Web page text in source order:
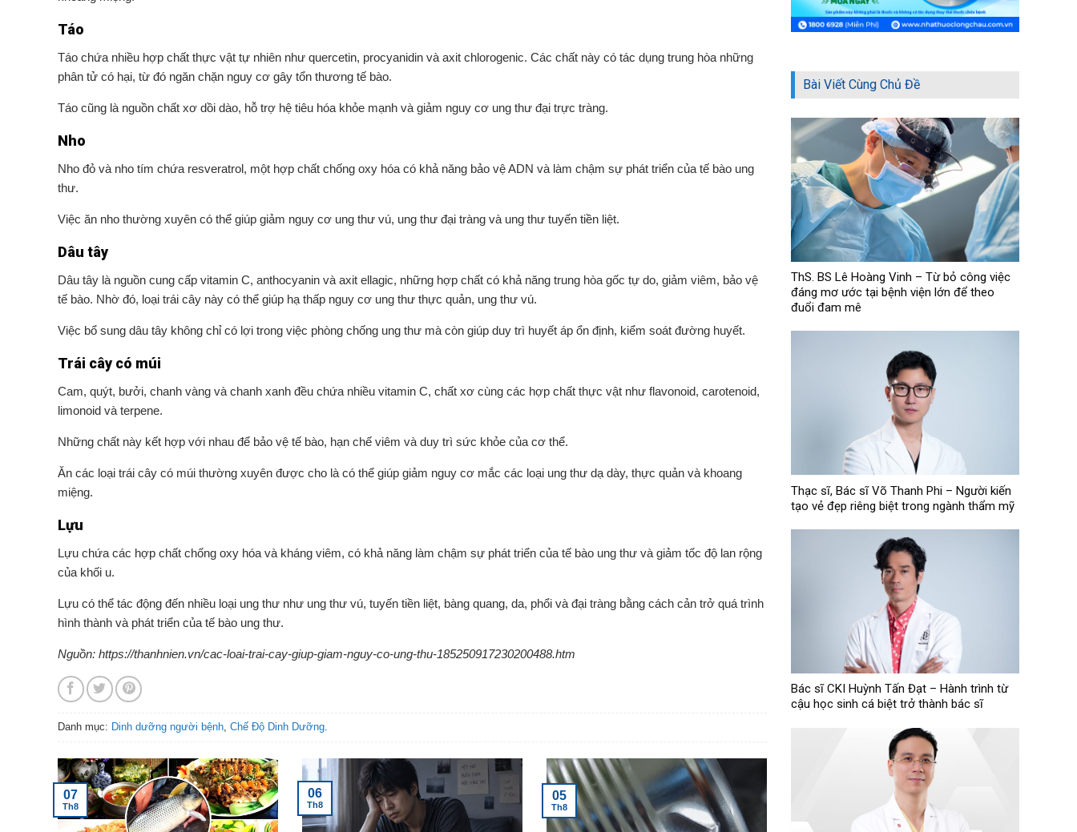
Táo
Táo chứa nhiều hợp chất thực vật tự nhiên như quercetin, procyanidin và axit chlorogenic. Các chất này có tác dụng trung hòa những
phân tử có hại, từ đó ngăn chặn nguy cơ gây tổn thương tế bào.
Táo cũng là nguồn chất xơ dồi dào, hỗ trợ hệ tiêu hóa khỏe mạnh và giảm nguy cơ ung thư đại trực tràng.
Nho
Nho đỏ và nho tím chứa resveratrol, một hợp chất chống oxy hóa có khả năng bảo vệ ADN và làm chậm sự phát triển của tế bào ung
thư.
Việc ăn nho thường xuyên có thể giúp giảm nguy cơ ung thư vú, ung thư đại tràng và ung thư tuyến tiền liệt.
Dâu tây
Dâu tây là nguồn cung cấp vitamin C, anthocyanin và axit ellagic, những hợp chất có khả năng trung hòa gốc tự do, giảm viêm, bảo vệ
tế bào. Nhờ đó, loại trái cây này có thể giúp hạ thấp nguy cơ ung thư thực quản, ung thư vú.
Việc bổ sung dâu tây không chỉ có lợi trong việc phòng chống ung thư mà còn giúp duy trì huyết áp ổn định, kiểm soát đường huyết.
Trái cây có múi
Cam, quýt, bưởi, chanh vàng và chanh xanh đều chứa nhiều vitamin C, chất xơ cùng các hợp chất thực vật như flavonoid, carotenoid,
limonoid và terpene.
Những chất này kết hợp với nhau để bảo vệ tế bào, hạn chế viêm và duy trì sức khỏe của cơ thể.
Ăn các loại trái cây có múi thường xuyên được cho là có thể giúp giảm nguy cơ mắc các loại ung thư dạ dày, thực quản và khoang
miệng.
Lựu
Lựu chứa các hợp chất chống oxy hóa và kháng viêm, có khả năng làm chậm sự phát triển của tế bào ung thư và giảm tốc độ lan rộng
của khối u.
Lựu có thể tác động đến nhiều loại ung thư như ung thư vú, tuyến tiền liệt, bàng quang, da, phổi và đại tràng bằng cách cản trở quá trình
hình thành và phát triển của tế bào ung thư.
Nguồn: https://thanhnien.vn/cac-loai-trai-cay-giup-giam-nguy-co-ung-thu-185250917230200488.htm
Danh mục: Dinh dưỡng người bệnh Chế Độ Dinh Dưỡng
07
Th8
06
Th8
05
Th8
Bài Viết Cùng Chủ Đề
ThS. BS Lê Hoàng Vinh – Từ bỏ công việc
đáng mơ ước tại bệnh viện lớn để theo
đuổi đam mê
Thạc sĩ, Bác sĩ Võ Thanh Phi – Người kiến
tạo vẻ đẹp riêng biệt trong ngành thẩm mỹ
Bác sĩ CKI Huỳnh Tấn Đạt – Hành trình từ
cậu học sinh cá biệt trở thành bác sĩ